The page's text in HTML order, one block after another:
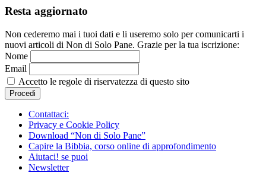
Resta aggiornato
Non cederemo mai i tuoi dati e li useremo solo per comunicarti i
nuovi articoli di Non di Solo Pane. Grazie per la tua iscrizione:
Nome
Email
Accetto le regole di riservatezza di questo sito
Contattaci:
Privacy e Cookie Policy
Download “Non di Solo Pane”
Capire la Bibbia, corso online di approfondimento
Aiutaci! se puoi
Newsletter